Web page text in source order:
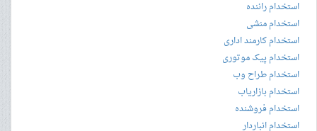
استخدام راننده
استخدام منشی
استخدام کارمند اداری
استخدام پیک موتوری
استخدام طراح وب
استخدام بازاریاب
استخدام فروشنده
استخدام انباردار